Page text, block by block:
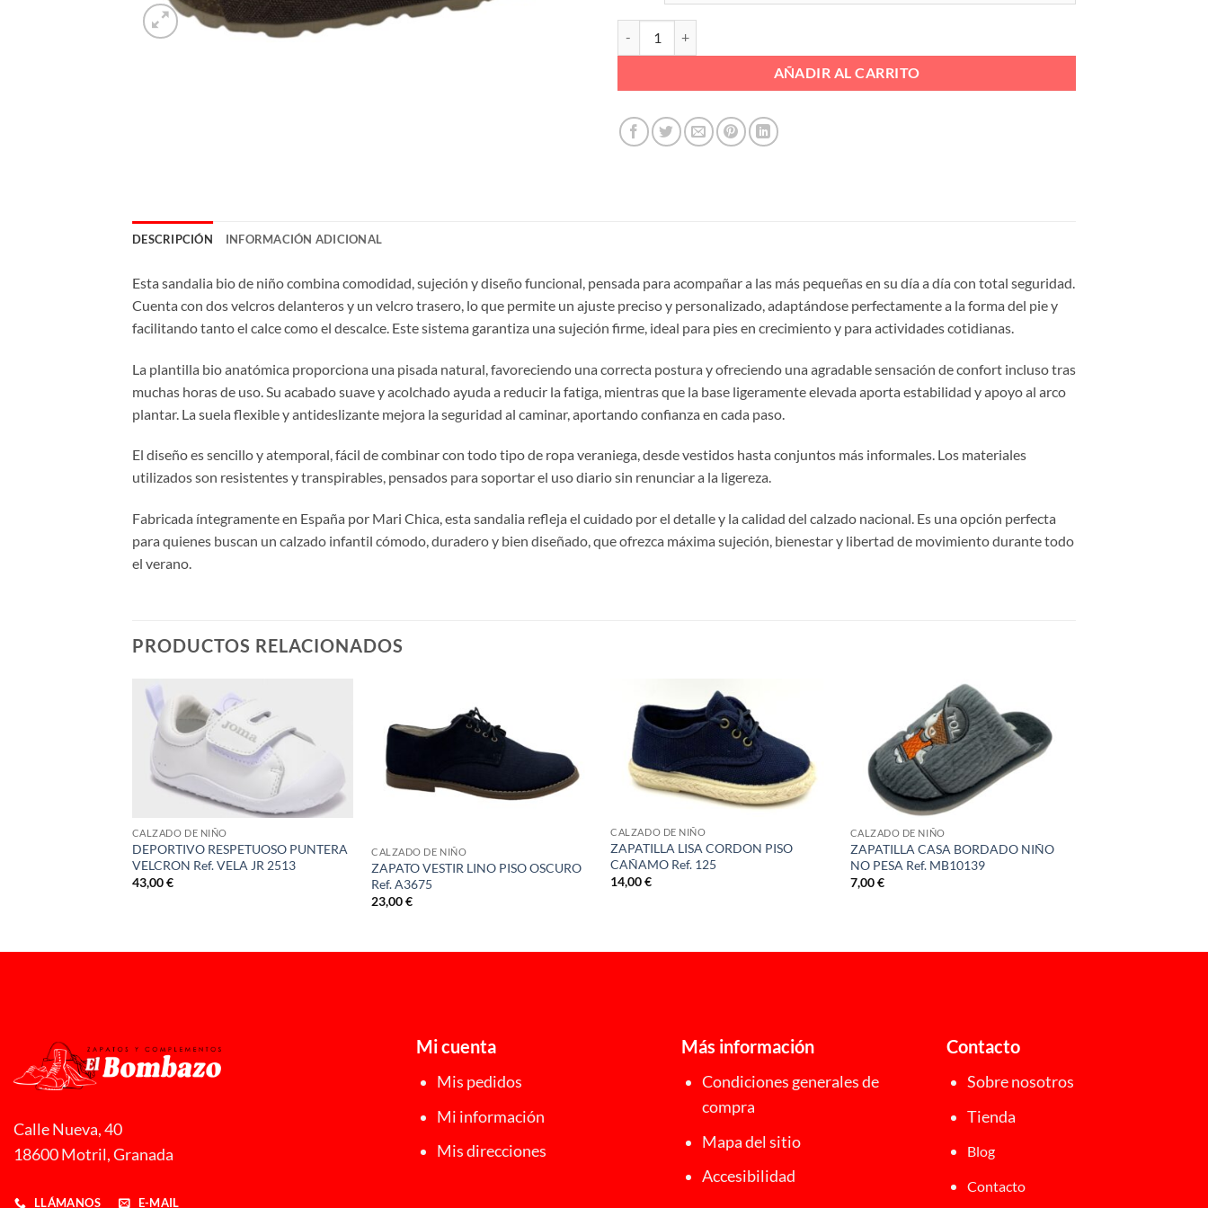
AÑADIR AL CARRITO
DESCRIPCIÓN INFORMACIÓN ADICIONAL
Esta sandalia bio de niño combina comodidad, sujeción y diseño funcional, pensada para acompañar a las más pequeñas en su día a día con total seguridad.
Cuenta con dos velcros delanteros y un velcro trasero, lo que permite un ajuste preciso y personalizado, adaptándose perfectamente a la forma del pie y
facilitando tanto el calce como el descalce. Este sistema garantiza una sujeción firme, ideal para pies en crecimiento y para actividades cotidianas.
La plantilla bio anatómica proporciona una pisada natural, favoreciendo una correcta postura y ofreciendo una agradable sensación de confort incluso tras
muchas horas de uso. Su acabado suave y acolchado ayuda a reducir la fatiga, mientras que la base ligeramente elevada aporta estabilidad y apoyo al arco
plantar. La suela flexible y antideslizante mejora la seguridad al caminar, aportando confianza en cada paso.
El diseño es sencillo y atemporal, fácil de combinar con todo tipo de ropa veraniega, desde vestidos hasta conjuntos más informales. Los materiales
utilizados son resistentes y transpirables, pensados para soportar el uso diario sin renunciar a la ligereza.
Fabricada íntegramente en España por Mari Chica, esta sandalia refleja el cuidado por el detalle y la calidad del calzado nacional. Es una opción perfecta
para quienes buscan un calzado infantil cómodo, duradero y bien diseñado, que ofrezca máxima sujeción, bienestar y libertad de movimiento durante todo
el verano.
PRODUCTOS RELACIONADOS
CALZADO DE NIÑO
DEPORTIVO RESPETUOSO PUNTERA
VELCRON Ref. VELA JR 2513
43,00€
CALZADO DE NIÑO
ZAPATO VESTIR LINO PISO OSCURO
Ref. A3675
23,00€
CALZADO DE NIÑO
ZAPATILLA LISA CORDON PISO
CAÑAMO Ref. 125
14,00€
CALZADO DE NIÑO
ZAPATILLA CASA BORDADO NIÑO
NO PESA Ref. MB10139
7,00€
€
Calle Nueva, 40
18600 Motril, Granada
LLÁMANOS E-MAIL
Mi cuenta
Mis pedidos
Mi información
Mis direcciones
Más información
Condiciones generales de
compra
Mapa del sitio
Accesibilidad
Contacto
Sobre nosotros
Tienda
Blog
Contacto